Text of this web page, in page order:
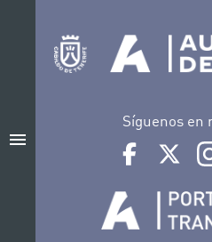
menu
Síguenos en
Ir a perfilIr a